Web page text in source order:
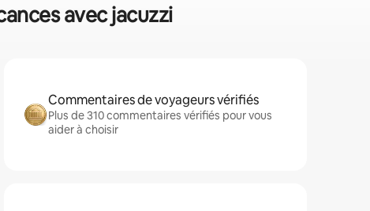
avec jacuzzi
Commentaires de voyageurs vérifiés
Plus de 310 commentaires vérifiés pour vous
aider à choisir